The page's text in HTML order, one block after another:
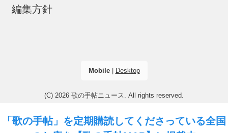
「歌の手帖」を定期購読してくださっている全国
編集方針
Mobile| Desktop
(C) 2026 歌の手帖ニュース. All rights reserved.